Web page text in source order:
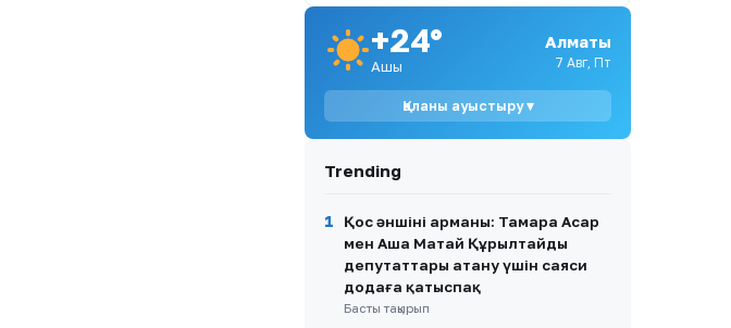
7
Димаш Құдайберген
DiMENSIONS атты жаңа
8
Қазақстанда ертең аптап
ыстық сақталады: кей
бұршақ күтіледі
9
Димаш Құдайберген
қарындасының тойында ән
айтып, желіде пікірталас
тудырды
10
Қазақстандық хоккейші
+24°
Ашық
Алматы
7 Авг, Пт
Қаланы ауыстыру ▾
Trending
1
Қос әншінің арманы: Тамара Асар
мен Аша Матай Құрылтайдың
депутаттары атану үшін саяси
додаға қатыспақ
Басты тақырып